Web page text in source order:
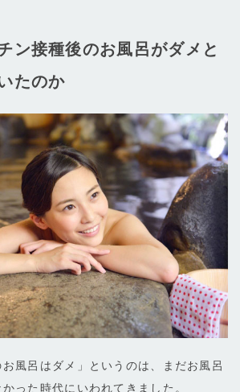
ン接種後のお風呂がダメと
たのか
お風呂はダメ」というのは、まだお風呂
った時代にいわれてきました。